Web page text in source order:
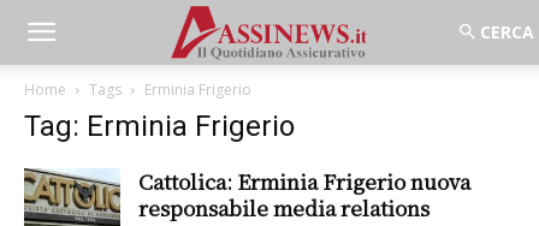
Home Tags Erminia Frigerio
Tag: Erminia Frigerio
Cattolica: Erminia Frigerio nuova
responsabile media relations